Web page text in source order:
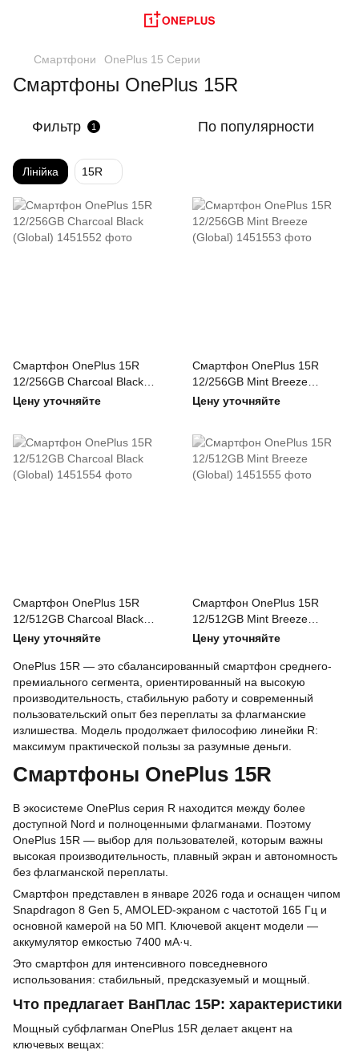
Смартфони OnePlus 15 Серии
Смартфоны OnePlus 15R
Фильтр 1 По популярности
Лінійка 15R
Смартфон OnePlus 15R
12/256GB Charcoal Black
(Global)
Цену уточняйте
Смартфон OnePlus 15R
12/256GB Mint Breeze
(Global)
Цену уточняйте
Смартфон OnePlus 15R
12/512GB Charcoal Black
(Global)
Цену уточняйте
Смартфон OnePlus 15R
12/512GB Mint Breeze
(Global)
Цену уточняйте
OnePlus 15R — это сбалансированный смартфон среднего-
премиального сегмента, ориентированный на высокую
производительность, стабильную работу и современный
пользовательский опыт без переплаты за флагманские
излишества. Модель продолжает философию линейки R:
максимум практической пользы за разумные деньги.
Смартфоны OnePlus 15R
В экосистеме OnePlus серия R находится между более
доступной Nord и полноценными флагманами. Поэтому
OnePlus 15R — выбор для пользователей, которым важны
высокая производительность, плавный экран и автономность
без флагманской переплаты.
Смартфон представлен в январе 2026 года и оснащен чипом
Snapdragon 8 Gen 5, AMOLED-экраном с частотой 165 Гц и
основной камерой на 50 МП. Ключевой акцент модели —
аккумулятор емкостью 7400 мА·ч.
Это смартфон для интенсивного повседневного
использования: стабильный, предсказуемый и мощный.
Что предлагает ВанПлас 15Р: характеристики
Мощный субфлагман OnePlus 15R делает акцент на
ключевых вещах: